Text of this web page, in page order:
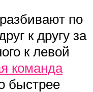
по
к другу за
к левой
команда
быстрее